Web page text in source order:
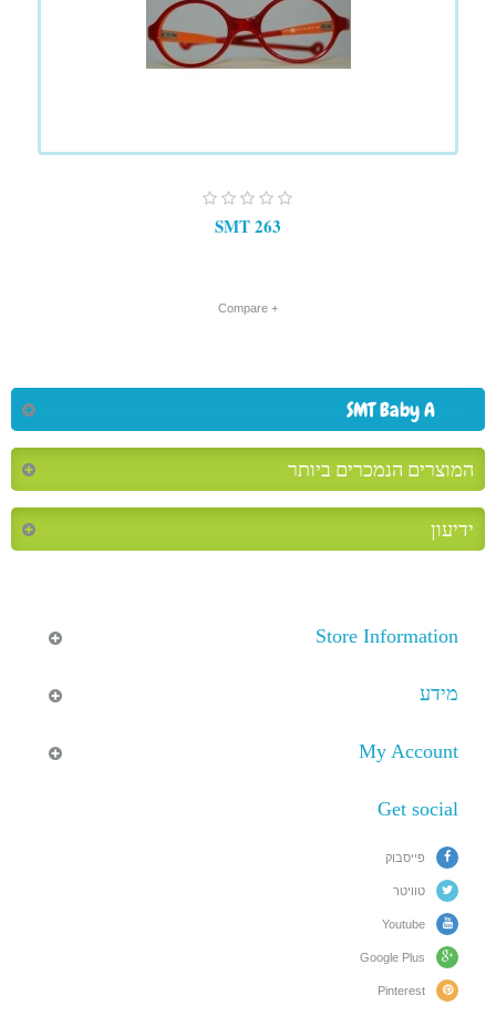
SMT 263
+ Compare
SMT Baby A
המוצרים הנמכרים ביותר
ידיעון
Store Information
מידע
My Account
Get social
פייסבוק
טוויטר
Youtube
Google Plus
Pinterest